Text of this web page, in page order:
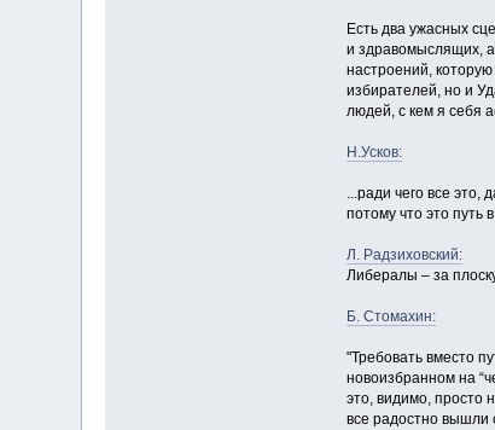
Есть два ужасных
и здравомыслящих,
настроений,
избирателей, но и
людей, с кем я себя
Н.Усков:
...ради чего все это,
потому что это путь
Л. Радзиховский:
Либералы – за
Б. Стомахин:
"Требовать вместо
новоизбранном на
это, видимо, просто
все радостно вышли